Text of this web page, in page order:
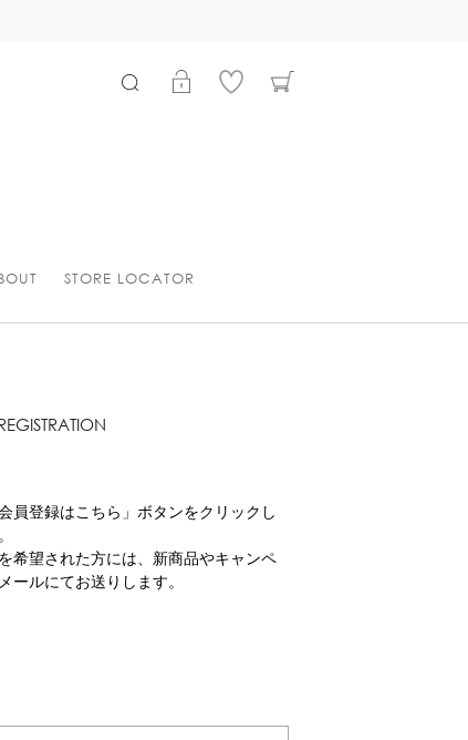
STORE LOCATOR
員登録はこちら」ボタンをクリックし
希望された方には、新商品やキャンペ
ールにてお送りします。